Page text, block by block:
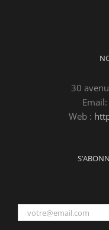
30
Email:
Web :